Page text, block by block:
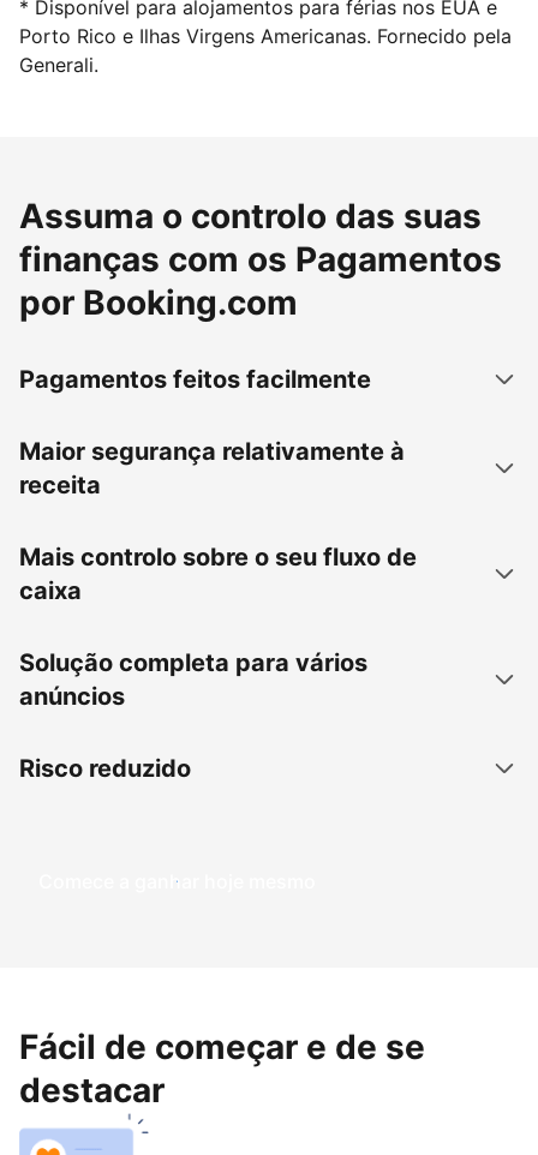
* Disponível para alojamentos para férias nos EUA e
Porto Rico e Ilhas Virgens Americanas. Fornecido pela
Generali.
Assuma o controlo das suas
finanças com os Pagamentos
por Booking.com
Pagamentos feitos facilmente
Maior segurança relativamente à
receita
Mais controlo sobre o seu fluxo de
caixa
Solução completa para vários
anúncios
Risco reduzido
Comece a ganhar hoje mesmo
Fácil de começar e de se
destacar